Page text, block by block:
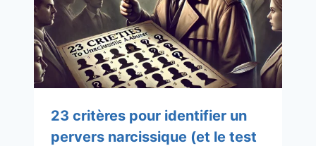
23 critères pour identifier un
pervers narcissique (et le test